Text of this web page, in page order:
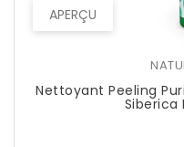
APERÇU
Nettoyant Peeling
Siberica